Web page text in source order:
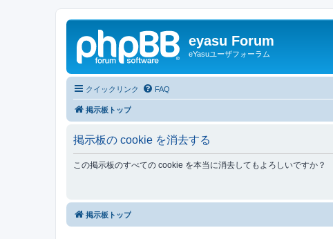
eyasu Forum
eYasuユーザフォーラム
クイックリンク FAQ
掲示板トップ
掲示板の cookie を消去する
この掲示板のすべての cookie を本当に消去してもよろしいですか？
掲示板トップ